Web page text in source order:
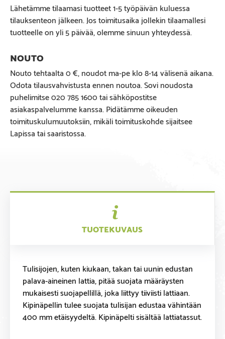
Lähetämme tilaamasi tuotteet 1-5 työpäivän kuluessa
tilauksenteon jälkeen. Jos toimitusaika jollekin tilaamallesi
tuotteelle on yli 5 päivää, olemme sinuun yhteydessä.
Nouto tehtaalta 0 €, noudot ma-pe klo 8-14 välisenä aikana.
Odota tilausvahvistusta ennen noutoa. Sovi noudosta
puhelimitse 020 785 1600 tai sähköpostitse
asiakaspalvelumme kanssa. Pidätämme oikeuden
toimituskulumuutoksiin, mikäli toimituskohde sijaitsee
Lapissa tai saaristossa.
TUOTEKUVAUS
Tulisijojen, kuten kiukaan, takan tai uunin edustan
palava-aineinen lattia, pitää suojata määräysten
mukaisesti suojapellillä, joka liittyy tiiviisti lattiaan.
Kipinäpellin tulee suojata tulisijan edustaa vähintään
400 mm etäisyydeltä. Kipinäpelti sisältää lattiatassut.